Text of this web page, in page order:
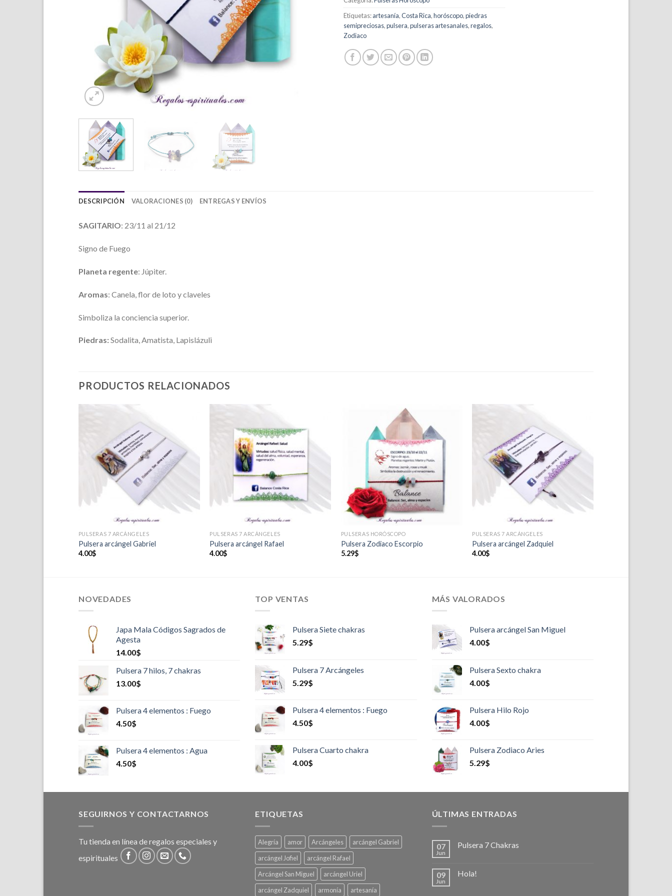
Etiquetas:artesanía,Costa Rica,horóscopo,piedras
semipreciosas,pulsera,pulseras artesanales,regalos,
Zodiaco
DESCRIPCIÓN VALORACIONES (0) ENTREGAS Y ENVÍOS
SAGITARIO: 23/11 al 21/12
Signo de Fuego
Planeta regente: Júpiter.
Aromas: Canela, flor de loto y claveles
Simboliza la conciencia superior.
Piedras:Sodalita, Amatista, Lapislázuli
PRODUCTOS RELACIONADOS
lista de
deseos
PULSERAS 7 ARCÁNGELES
Pulsera arcángel Gabriel
4.00$
Añadir
deseos
PULSERAS 7 ARCÁNGELES
Pulsera arcángel Rafael
4.00$
Añadir
a la
lista de
PULSERAS HORÓSCOPO
Pulsera Zodiaco Escorpio
5.29$
deseos
PULSERAS 7 ARCÁNGELES
Pulsera arcángel Zadquiel
4.00$
NOVEDADES
Japa Mala Códigos Sagrados de
Agesta
14.00$
Pulsera 7 hilos, 7 chakras
13.00$
Pulsera 4 elementos : Fuego
4.50$
Pulsera 4 elementos : Agua
4.50$
TOP VENTAS
Pulsera Siete chakras
5.29$
Pulsera 7 Arcángeles
5.29$
Pulsera 4 elementos : Fuego
4.50$
Pulsera Cuarto chakra
4.00$
MÁS VALORADOS
Pulsera arcángel San Miguel
4.00$
Pulsera Sexto chakra
4.00$
Pulsera Hilo Rojo
4.00$
Pulsera Zodiaco Aries
5.29$
SEGUIRNOS Y CONTACTARNOS
Tu tienda en línea de regalos especiales y
espirituales
ETIQUETAS
Alegría amor Arcángeles
arcángel Gabriel
arcángel Jofiel
arcángel Rafael
Arcángel San Miguel
arcángel Uriel
arcángel Zadquiel
armonía artesanía
ÚLTIMAS ENTRADAS
07
Jun
Pulsera 7 Chakras
09
Jun
Hola!